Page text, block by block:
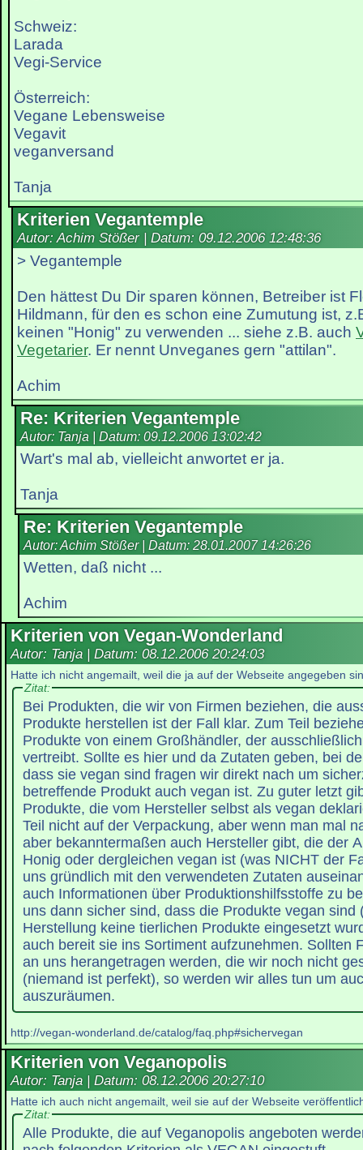
Schweiz:
Larada
Vegi-Service
Österreich:
Vegane Lebensweise
Vegavit
veganversand
Tanja
Kriterien Vegantemple
Autor: Achim Stößer | Datum: 09.12.2006 12:48:36
> Vegantemple
Den hättest Du Dir sparen können, Betreiber ist
Hildmann, für den es schon eine Zumutung ist,
keinen "Honig" zu verwenden ... siehe z.B. auch
Vegetarier. Er nennt Unveganes gern "attilan".
Achim
Re: Kriterien Vegantemple
Autor: Tanja | Datum: 09.12.2006 13:02:42
Wart's mal ab, vielleicht anwortet er ja.
Tanja
Re: Kriterien Vegantemple
Autor: Achim Stößer | Datum: 28.01.2007 14:26:26
Wetten, daß nicht ...
Achim
Kriterien von Vegan-Wonderland
Autor: Tanja | Datum: 08.12.2006 20:24:03
Hatte ich nicht angemailt, weil die ja auf der Webseite angegeben
Zitat:
Bei Produkten, die wir von Firmen beziehen, die
Produkte herstellen ist der Fall klar. Zum Teil
Produkte von einem Großhändler, der
vertreibt. Sollte es hier und da Zutaten geben, bei
dass sie vegan sind fragen wir direkt nach um
betreffende Produkt auch vegan ist. Zu guter letzt
Produkte, die vom Hersteller selbst als vegan
Teil nicht auf der Verpackung, aber wenn man mal
aber bekanntermaßen auch Hersteller gibt, die der
Honig oder dergleichen vegan ist (was NICHT der
uns gründlich mit den verwendeten Zutaten
auch Informationen über Produktionshilfsstoffe zu
uns dann sicher sind, dass die Produkte vegan sind
Herstellung keine tierlichen Produkte eingesetzt
auch bereit sie ins Sortiment aufzunehmen. Sollten
an uns herangetragen werden, die wir noch nicht
(niemand ist perfekt), so werden wir alles tun um
auszuräumen.
http://vegan-wonderland.de/catalog/faq.php#sichervegan
Kriterien von Veganopolis
Autor: Tanja | Datum: 08.12.2006 20:27:10
Hatte ich auch nicht angemailt, weil sie auf der Webseite
Zitat:
Alle Produkte, die auf Veganopolis angeboten